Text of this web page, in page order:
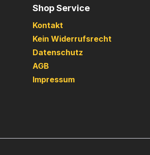
Shop Service
Kontakt
Kein Widerrufsrecht
Datenschutz
AGB
Impressum